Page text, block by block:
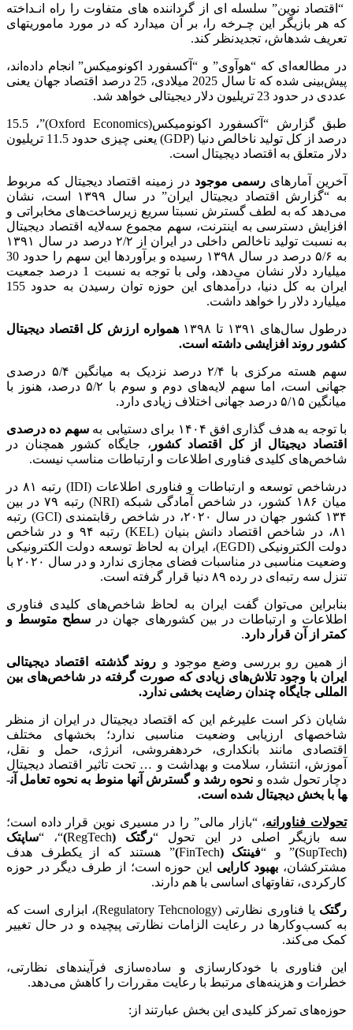
“اقتصاد نوین” سلسله ­ای از گرداننده ­های متفاوت را راه انـداخته
که هر بازیگر این چـرخه را، بر آن می­دارد که در مورد ماموریت­های
تعریف شده­اش، تجدیدنظر کند.
در مطالعه‌ای که “هوآوی” و “آکسفورد اکونومیکس” انجام داده‌اند،
پیش‌بینی شده که تا سال 2025 میلادی، 25 درصد اقتصاد جهان یعنی
عددی در حدود 23 تریلیون دلار دیجیتالی خواهد شد.
طبق گزارش “آکسفورد اکونومیکس(Oxford Economics)”، 15.5
درصد از کل تولید ناخالص دنیا (GDP) یعنی چیزی حدود 11.5 تریلیون
دلار متعلق به اقتصاد دیجیتال است.
آخرین آمارهای رسمی موجود در زمینه اقتصاد دیجیتال که مربوط
به “گزارش اقتصاد دیجیتال ایران” در سال ۱۳۹۹ است، نشان
می‌دهد که به لطف گسترش نسبتا سریع زیرساخت‌های مخابراتی و
افزایش دسترسی به اینترنت، سهم مجموع سه‌لایه اقتصاد دیجیتال
به نسبت تولید ناخالص داخلی در ایران از ۲/۲ درصد در سال ۱۳۹۱
به ۵/۶ درصد در سال ۱۳۹۸ رسیده و برآوردها این سهم را حدود 30
میلیارد دلار نشان می‌دهد، ولی با توجه به نسبت 1 درصد جمعیت
ایران به کل دنیا، درآمدهای این حوزه توان رسیدن به حدود 155
میلیارد دلار را خواهد داشت.
درطول سال‌های ۱۳۹۱ تا ۱۳۹۸
همواره ارزش کل اقتصاد دیجیتال
کشور روند افزایشی داشته است.
سهم هسته مرکزی با ۲/۴ درصد نزدیک به میانگین ۵/۴ درصدی
جهانی است، اما سهم لایه‌های دوم و سوم با ۵/۲ درصد، هنوز با
میانگین ۵/۱۵ درصد جهانی اختلاف زیادی دارد.
با توجه به هدف گذاری افق ۱۴۰۴ برای دستیابی به
سهم ده درصدی
اقتصاد دیجیتال از کل اقتصاد کشور ، جایگاه کشور همچنان در
شاخص‌های کلیدی فناوری اطلاعات و ارتباطات مناسب نیست.
درشاخص توسعه و ارتباطات و فناوری اطلاعات (IDI) رتبه ۸۱ در
میان ۱۸۶ کشور، در شاخص آمادگی شبکه (NRI) رتبه ۷۹ در بین
۱۳۴ کشور جهان در سال ۲۰۲۰، در شاخص رقابت­مندی (GCI) رتبه
۸۱، در شاخص اقتصاد دانش بنیان (KEL) رتبه ۹۴ و در شاخص
دولت الکترونیکی (EGDI)، ایران به لحاظ توسعه دولت الکترونیکی
وضعیت مناسبی در مناسبات فضای مجازی ندارد و در سال ۲۰۲۰ با
تنزل سه رتبه‌ای در رده ۸۹ دنیا قرار گرفته است.
بنابراین می‌توان گفت ایران به لحاظ شاخص‌های کلیدی فناوری
اطلاعات و ارتباطات در بین کشور‌های جهان در سطح متوسط و
کمتر از آن قرار دارد.
از همین رو بررسی وضع موجود و روند گذشته اقتصاد دیجیتالی
ایران با وجود تلاش‌های زیادی که صورت گرفته در شاخص‌های بین
المللی جایگاه چندان رضایت بخشی ندارد.
شایان ذکر است علیرغم این که اقتصاد دیجیتال در ایران از منظر
شاخص­های ارزیابی وضعیت مناسبی ندارد؛ بخش­های مختلف
اقتصادی مانند بانکداری، خرده­فروشی، انرژی، حمل و نقل،
آموزش، انتشار، سلامت و بهداشت و … تحت تاثیر اقتصاد دیجیتال
دچار تحول شده و نحوه رشد و گسترش آن­ها منوط به نحوه تعامل آن­
ها با بخش دیجیتال شده است.
تحولات فناورانه، “بازار مالی” را در مسیری نوین قرار داده است؛
سه بازیگر اصلی در این تحول “رگ­تک (RegTech
)“، “ساپ­تک
(
SupTech
)” و “فین­تک (FinTech
)” هستند که از یکطرف هدف
مشترکشان، بهبود کارایی این حوزه است؛ از طرف دیگر در حوزه
کارکردی، تفاوت­های اساسی با هم دارند.
رگ­تک
یا فناوری نظارتی (Regulatory Tehcnology)، ابزاری است که
به کسب‌وکارها در رعایت الزامات نظارتی پیچیده و در حال تغییر
کمک می‌کند.
این فناوری با خودکارسازی و ساده‌سازی فرآیندهای نظارتی،
خطرات و هزینه‌های مرتبط با رعایت مقررات را کاهش می‌دهد.
حوزه‌های تمرکز کلیدی این بخش عبارتند از: